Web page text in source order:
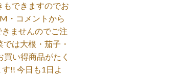
もできますのでお
・コメントから
ませんのでご注
は大根・茄子・
い得商品がたく
!! 今日も1日よ